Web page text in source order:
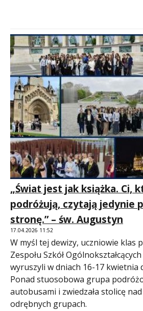
„Świat jest jak książka. Ci,
podróżują, czytają jedynie
stronę.” – św. Augustyn
17.04.2026 11:52
W myśl tej dewizy, uczniowie klas
Zespołu Szkół
wyruszyli w dniach 16-17 kwietnia
Ponad stuosobowa grupa
autobusami i zwiedzała stolicę
odrębnych grupach.